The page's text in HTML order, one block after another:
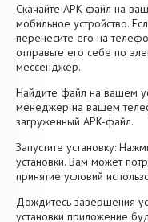
Скачайте APK-файл на
мобильное устройство.
перенесите его на
отправьте его себе по
мессенджер.
Найдите файл на вашем
менеджер на вашем
загруженный APK-файл.
Запустите установку:
установки. Вам может
принятие условий
Дождитесь завершения
установки приложение